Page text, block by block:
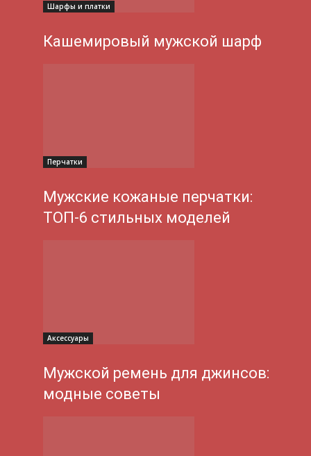
Шарфы и платки
Кашемировый мужской шарф
Перчатки
Мужские кожаные перчатки:
ТОП-6 стильных моделей
Аксессуары
Мужской ремень для джинсов:
модные советы